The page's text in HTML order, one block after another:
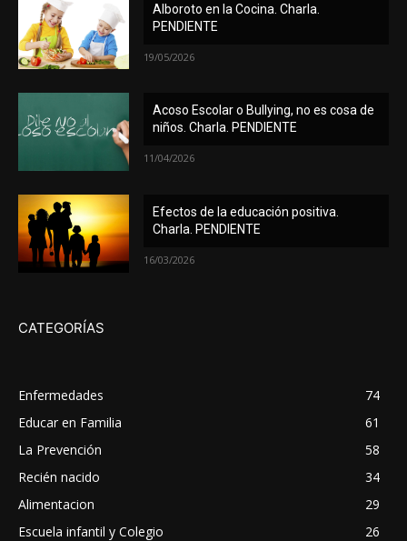
Alboroto en la Cocina. Charla.
PENDIENTE
19/05/2026
Acoso Escolar o Bullying, no es cosa de
niños. Charla. PENDIENTE
11/04/2026
Efectos de la educación positiva.
Charla. PENDIENTE
16/03/2026
CATEGORÍAS
Enfermedades
74
Educar en Familia
61
La Prevención
58
Recién nacido
34
Alimentacion
29
Escuela infantil y Colegio
26